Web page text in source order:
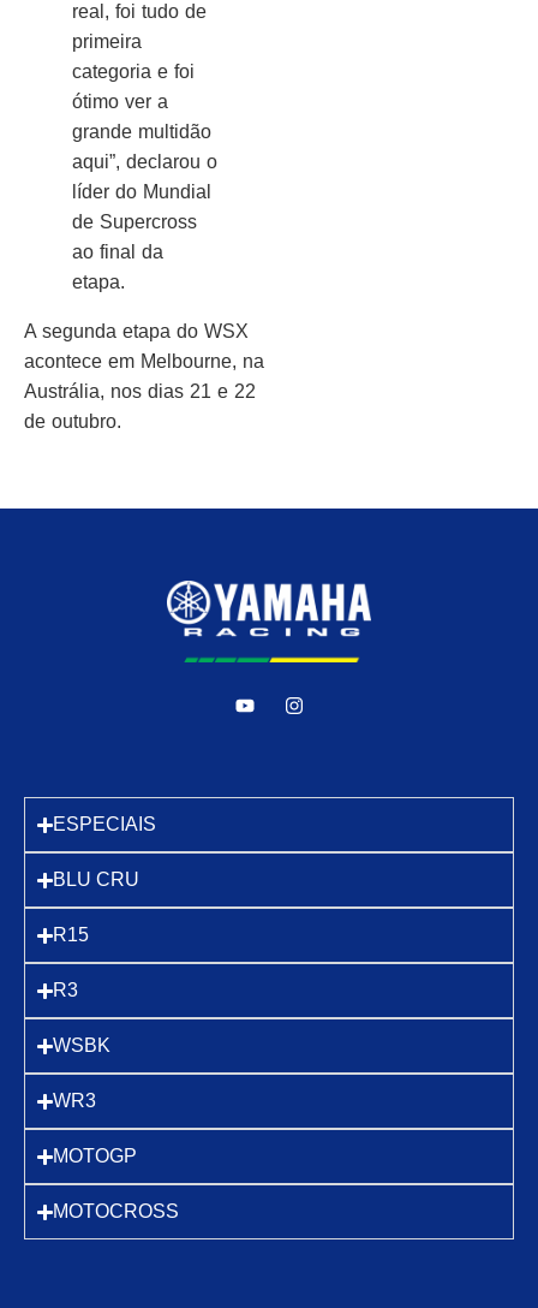
real, foi tudo de
primeira
categoria e foi
ótimo ver a
grande multidão
aqui”, declarou o
líder do Mundial
de Supercross
ao final da
etapa.
A segunda etapa do WSX
acontece em Melbourne, na
Austrália, nos dias 21 e 22
de outubro.
ESPECIAIS
BLU CRU
R15
R3
WSBK
WR3
MOTOGP
MOTOCROSS